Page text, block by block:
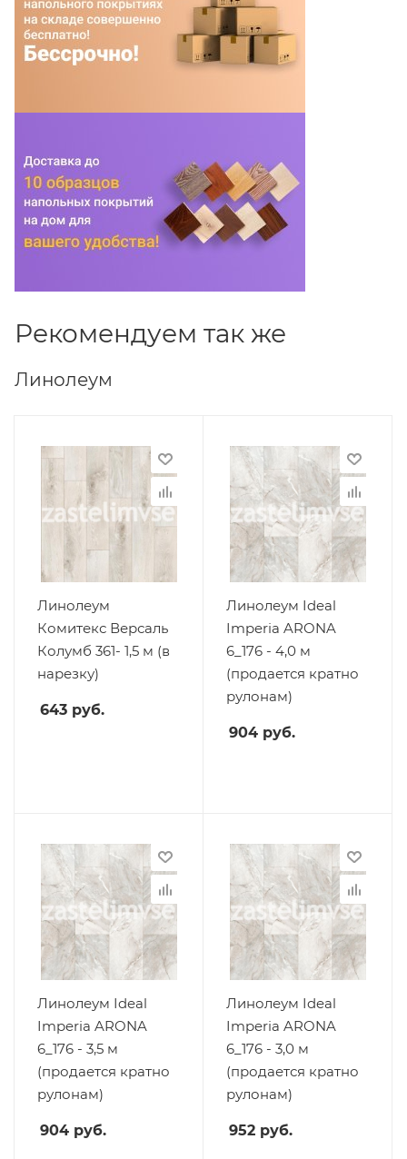
Рекомендуем так же
Линолеум
Линолеум
Комитекс Версаль
Колумб 361- 1,5 м (в
нарезку)
643 руб.
Линолеум Ideal
Imperia ARONA
6_176 - 4,0 м
(продается кратно
рулонам)
904 руб.
Линолеум Ideal
Imperia ARONA
6_176 - 3,5 м
(продается кратно
рулонам)
904 руб.
Линолеум Ideal
Imperia ARONA
6_176 - 3,0 м
(продается кратно
рулонам)
952 руб.